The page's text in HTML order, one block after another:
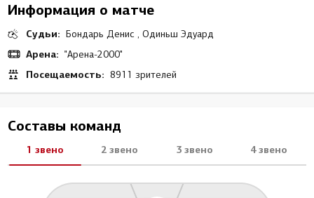
Информация о матче
Судьи: Бондарь Денис , Одиньш Эдуард
Арена: "Арена-2000"
Посещаемость: 8911 зрителей
Составы команд
1 звено 2 звено 3 звено 4 звено